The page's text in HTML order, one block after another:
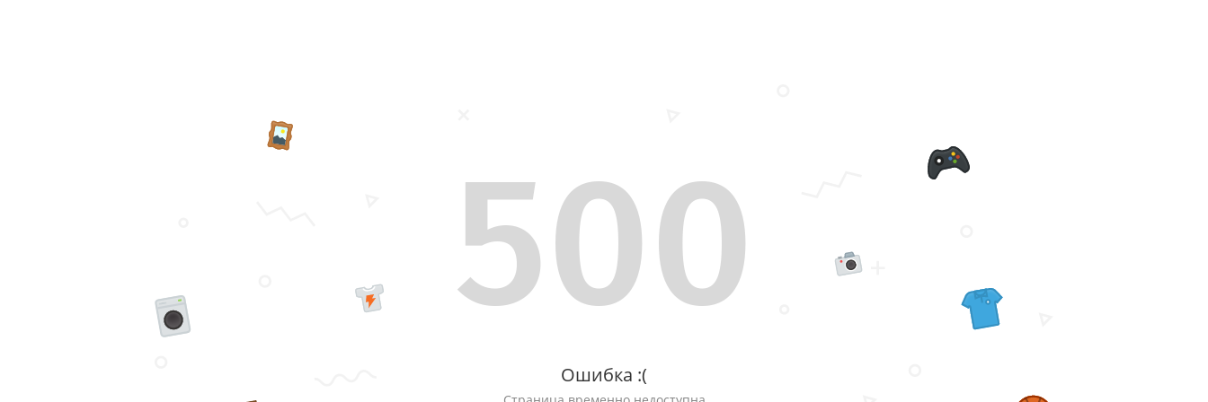
500
Ошибка :(